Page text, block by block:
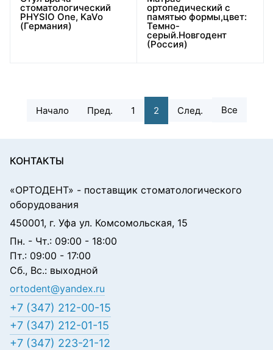
стоматологический
PHYSIO One, KaVo
(Германия)
ортопедический с
памятью формы,цвет:
Темно-
серый.Новгодент
(Россия)
Начало Пред. 1 2 След. Все
КОНТАКТЫ
«ОРТОДЕНТ» - поставщик стоматологического
оборудования
450001, г. Уфа ул. Комсомольская, 15
Пн. - Чт.: 09:00 - 18:00
Пт.: 09:00 - 17:00
Сб., Вс.: выходной
ortodent@yandex.ru
+7 (347) 212-00-15
+7 (347) 212-01-15
+7 (347) 223-21-12